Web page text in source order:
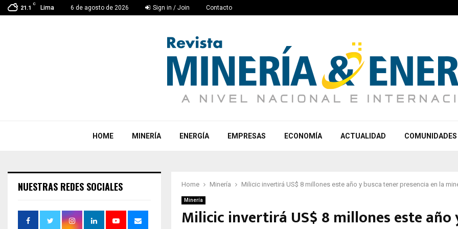
21.1
C
Lima 6 de agosto de 2026 Sign in / Join Contacto
HOME MINERÍA ENERGÍA EMPRESAS ECONOMÍA ACTUALIDAD COMUNIDADES
Home Minería Milicic invertirá US$ 8 millones este año y busca tener presencia en la
Minería
Milicic invertirá US$ 8 millones este año
NUESTRAS REDES SOCIALES